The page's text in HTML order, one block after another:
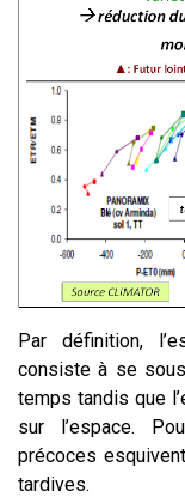
Par définition,
consiste à se
temps tandis que
sur l’espace.
précoces
tardives.